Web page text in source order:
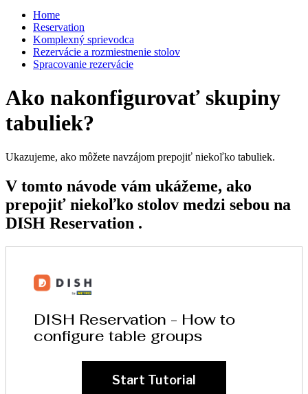
Home
Reservation
Komplexný sprievodca
Rezervácie a rozmiestnenie stolov
Spracovanie rezervácie
Ako nakonfigurovať skupiny
tabuliek?
Ukazujeme, ako môžete navzájom prepojiť niekoľko tabuliek.
V tomto návode vám ukážeme, ako
prepojiť niekoľko stolov medzi sebou na
DISH Reservation .